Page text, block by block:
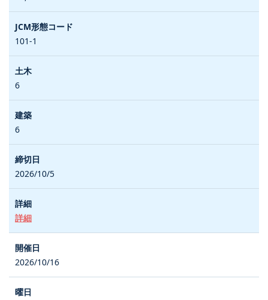
101-1
6
6
2026/10/5
詳細
2026/10/16